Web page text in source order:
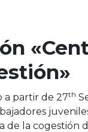
a partir de 27th
la cogestión